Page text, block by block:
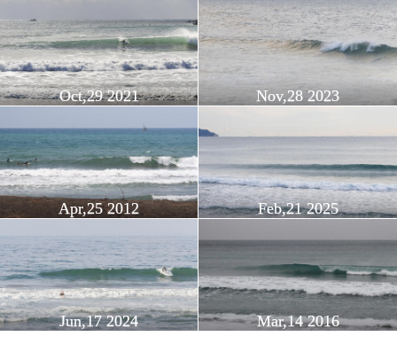
Oct,29 2021 Nov,28 2023
Apr,25 2012 Feb,21 2025
Jun,17 2024 Mar,14 2016